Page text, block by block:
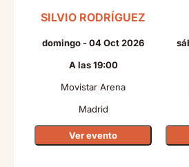
SILVIO RODRÍGUEZ
domingo - 04 Oct 2026
A las 19:00
Movistar Arena
Madrid
Ver evento